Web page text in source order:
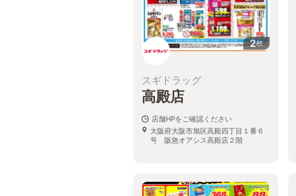
2枚
スギドラッグ
高殿店
店舗HPをご確認ください
大阪府大阪市旭区高殿四丁目１番６
号 阪急オアシス高殿店２階